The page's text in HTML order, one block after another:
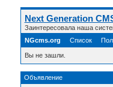
Next Generation
Заинтересовала наша
NGcms.org
Список
Вы не зашли.
Объявление